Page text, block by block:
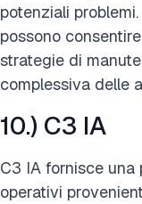
potenziali
possono
strategie di
complessiva delle
10.) C3 IA
C3 IA fornisce
operativi